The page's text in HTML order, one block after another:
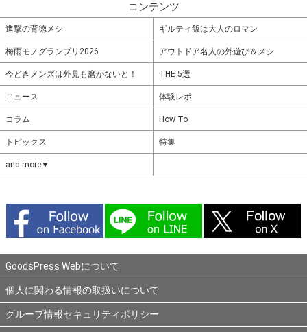
コンテンツ
進撃の背徳メシ ギルティ飯は大人のロマン
梅雨モノグランプリ2026 アウトドア名人の外遊び＆メシ
今どきメンズは外見も磨かないと！ THE 5選
ニュース 体験レポ
コラム How To
トピックス 特集
and more▼
GoodsPress Webについて
個人に関わる情報の取扱いについて
グループ情報セキュリティポリシー